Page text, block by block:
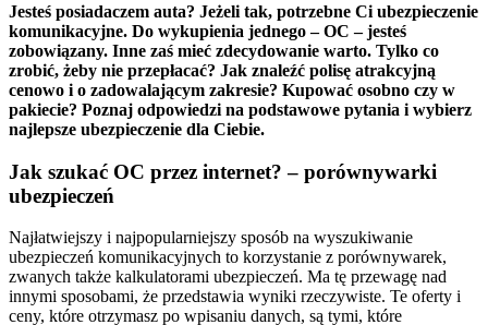
Jesteś posiadaczem auta? Jeżeli tak, potrzebne Ci ubezpieczenie
komunikacyjne. Do wykupienia jednego – OC – jesteś
zobowiązany. Inne zaś mieć zdecydowanie warto. Tylko co
zrobić, żeby nie przepłacać? Jak znaleźć polisę atrakcyjną
cenowo i o zadowalającym zakresie? Kupować osobno czy w
pakiecie? Poznaj odpowiedzi na podstawowe pytania i wybierz
najlepsze ubezpieczenie dla Ciebie.
Jak szukać OC przez internet? – porównywarki
ubezpieczeń
Najłatwiejszy i najpopularniejszy sposób na wyszukiwanie
ubezpieczeń komunikacyjnych to korzystanie z porównywarek,
zwanych także kalkulatorami ubezpieczeń. Ma tę przewagę nad
innymi sposobami, że przedstawia wyniki rzeczywiste. Te oferty i
ceny, które otrzymasz po wpisaniu danych, są tymi, które